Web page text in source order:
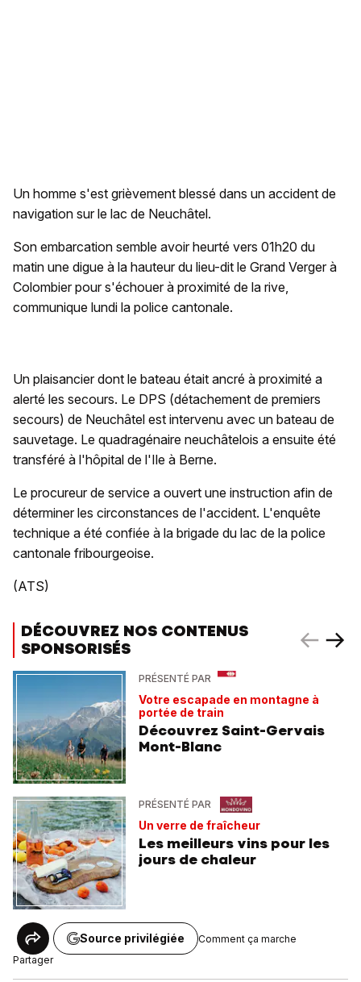
Un homme s'est grièvement blessé dans un accident de
navigation sur le lac de Neuchâtel.
Son embarcation semble avoir heurté vers 01h20 du
matin une digue à la hauteur du lieu-dit le Grand Verger à
Colombier pour s'échouer à proximité de la rive,
communique lundi la police cantonale.
Un plaisancier dont le bateau était ancré à proximité a
alerté les secours. Le DPS (détachement de premiers
secours) de Neuchâtel est intervenu avec un bateau de
sauvetage. Le quadragénaire neuchâtelois a ensuite été
transféré à l'hôpital de l'Ile à Berne.
Le procureur de service a ouvert une instruction afin de
déterminer les circonstances de l'accident. L'enquête
technique a été confiée à la brigade du lac de la police
cantonale fribourgeoise.
(ATS)
DÉCOUVREZ NOS CONTENUS
SPONSORISÉS
PRÉSENTÉ PAR
Votre escapade en montagne à
portée de train
Découvrez Saint-Gervais
Mont-Blanc
PRÉSENTÉ PAR
Un verre de fraîcheur
Les meilleurs vins pour les
jours de chaleur
Partager
Source privilégiée Comment ça marche